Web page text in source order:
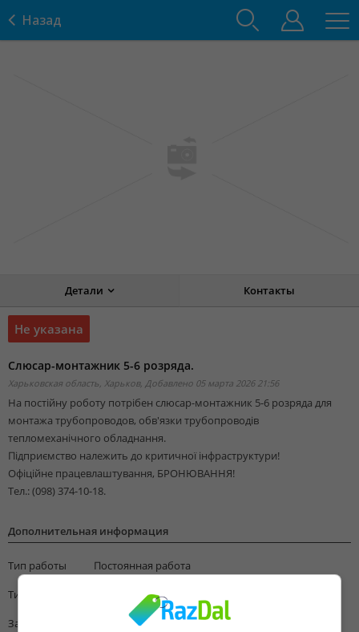
Назад
Детали Контакты
Не указана
Cлюсар-монтажник 5-6 розрядa.
Харьковская область, Харьков, Добавлено 05 марта 2026 21:56
На постійну роботу потрібен слюсар-монтажник 5-6 розряда для
монтажа трубопроводов, обв'язки трубопроводів
тепломеханічного обладнання.
Підприємство належить до критичної інфраструктури!
Офіційне працевлаштування, БРОНЮВАННЯ!
Тел.: (098) 374-10-18.
Дополнительная информация
Тип работы
Постоянная работа
Тип занятости
Работа на полную ставку
Зарплата